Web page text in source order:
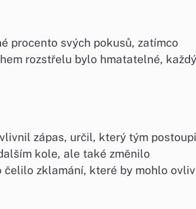
procento svých pokusů, zatímco
rozstřelu bylo hmatatelné, každý
zápas, určil, který tým
kole, ale také změnilo
čelilo zklamání, které by mohlo